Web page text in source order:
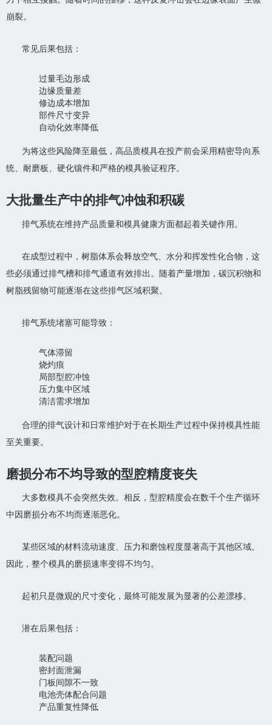
崩裂。
常见后果包括：
过量毛边形成
边缘质量差
修边成本增加
部件尺寸变异
自动化效率降低
为将这些风险降至最低，高品质模具在投产前会采用精密导向系
统、耐磨板、硬化镶件和严格的模具验证程序。
大批量生产中的排气冲蚀和积碳
排气系统在维持产品质量和模具健康方面都起着关键作用。
在成型过程中，树脂体系会释放空气、水分和挥发性化合物，这
些必须通过排气槽和排气通道有效排出。随着产量增加，碳沉积物和
树脂残留物可能逐渐在这些排气区域积聚。
排气系统堵塞可能导致：
气体滞留
烧灼痕
局部型腔冲蚀
压力集中区域
清洁需求增加
合理的排气设计和日常维护对于在长期生产过程中保持模具性能
至关重要。
磨损分布不均导致的型腔精度丧失
大多数模具不会突然失效。相反，型腔精度会在数千个生产循环
中因磨损分布不均而逐渐恶化。
某些区域的材料流动速度、压力和磨蚀程度显著高于其他区域。
因此，整个模具的磨损速率变得不均匀。
起初只是微观的尺寸变化，最终可能发展为显著的公差漂移。
潜在后果包括：
装配问题
密封面泄漏
门板间隙不一致
电池壳体配合问题
产品重复性降低